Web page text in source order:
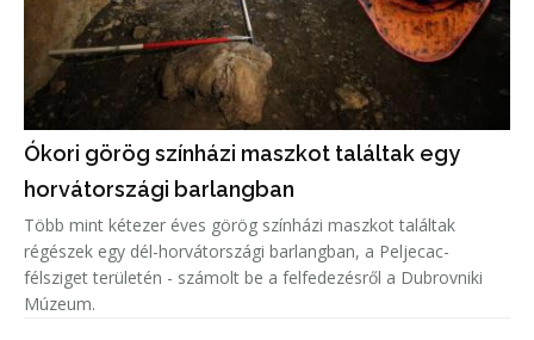
Ókori görög színházi maszkot találtak egy
horvátországi barlangban
Több mint kétezer éves görög színházi maszkot találtak
régészek egy dél-horvátországi barlangban, a Peljecac-
félsziget területén - számolt be a felfedezésről a Dubrovniki
Múzeum.